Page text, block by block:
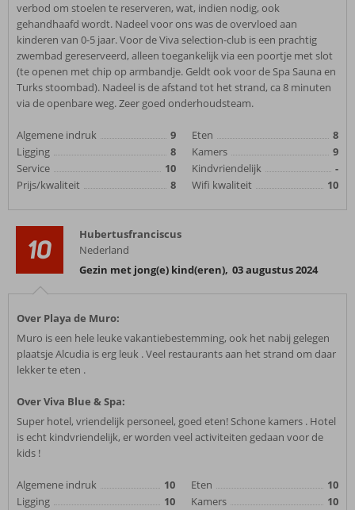
verbod om stoelen te reserveren, wat, indien nodig, ook
gehandhaafd wordt. Nadeel voor ons was de overvloed aan
kinderen van 0-5 jaar. Voor de Viva selection-club is een prachtig
zwembad gereserveerd, alleen toegankelijk via een poortje met slot
(te openen met chip op armbandje. Geldt ook voor de Spa Sauna en
Turks stoombad). Nadeel is de afstand tot het strand, ca 8 minuten
via de openbare weg. Zeer goed onderhoudsteam.
Algemene indruk
9
Ligging
8
Service
10
Prijs/kwaliteit
8
Eten
8
Kamers
9
Kindvriendelijk
-
Wifi kwaliteit
10
10
Hubertusfranciscus
Nederland
Gezin met jong(e) kind(eren), 03 augustus 2024
Over Playa de Muro:
Muro is een hele leuke vakantiebestemming, ook het nabij gelegen
plaatsje Alcudia is erg leuk . Veel restaurants aan het strand om daar
lekker te eten .
Over Viva Blue & Spa:
Super hotel, vriendelijk personeel, goed eten! Schone kamers . Hotel
is echt kindvriendelijk, er worden veel activiteiten gedaan voor de
kids !
Algemene indruk
10
Ligging
10
Eten
10
Kamers
10